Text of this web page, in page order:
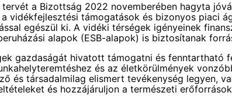
a Bizottság 2022 novemberében hagyta
vidékfejlesztési támogatások és bizonyos piaci
egészül ki. A vidéki térségek igényeinek
alapok (ESB-alapok) is biztosítanak
gazdaságát hivatott támogatni és fenntartható
és az életkörülmények
és társadalmilag elismert tevékenység legyen,
és hozzájáruljon a természeti